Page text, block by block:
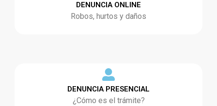
DENUNCIA ONLINE
Robos, hurtos y daños
DENUNCIA PRESENCIAL
¿Cómo es el trámite?